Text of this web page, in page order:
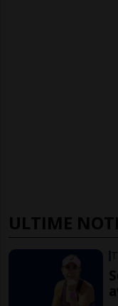
ULTIME